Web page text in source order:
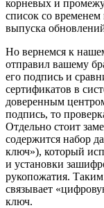
корневых и
список со временем
выпуска
Но вернемся к
отправил вашему
его подпись и
сертификатов в
доверенным
подпись, то
Отдельно стоит
содержится набор
ключ»), который
и установки
рукопожатия.
связывает
ключ.